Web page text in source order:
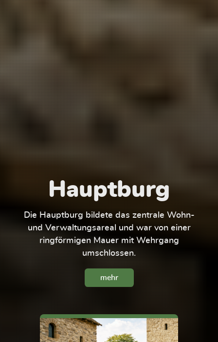
Hauptburg
Die Hauptburg bildete das zentrale Wohn-
und Verwaltungsareal und war von einer
ringförmigen Mauer mit Wehrgang
umschlossen.
mehr